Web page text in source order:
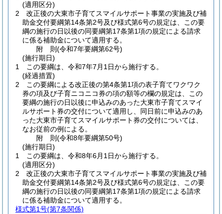
(適用区分)
2
改正後の大東市子育てスマイルサポート事業の実施及び補
助金交付要綱第14条第2号及び様式第6号の規定は、この要
綱の施行の日以後の同要綱第17条第1項の規定による請求
に係る補助金について適用する。
附 則(令和7年要綱第62号)
(施行期日)
1
この要綱は、令和7年7月1日から施行する。
(経過措置)
2
この要綱による改正後の第4条第1項の表子育てワクワク
券の項及び子育ニコニコ券の項の額等の欄の規定は、この
要綱の施行の日以後に申込みのあった大東市子育てスマイ
ルサポート券の交付について適用し、同日前に申込みのあ
った大東市子育てスマイルサポート券の交付については、
なお従前の例による。
附 則(令和8年要綱第50号)
(施行期日)
1
この要綱は、令和8年6月1日から施行する。
(適用区分)
2
改正後の大東市子育てスマイルサポート事業の実施及び補
助金交付要綱第14条第2号及び様式第6号の規定は、この要
綱の施行の日以後の同要綱第17条第1項の規定による請求
に係る補助金について適用する。
様式第1号(第7条関係)